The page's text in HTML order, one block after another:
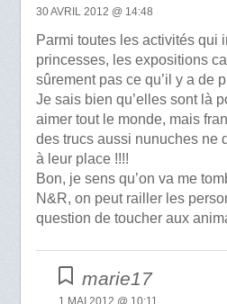
30 AVRIL 2012 @ 14:48
Parmi toutes les activités qui
princesses, les expositions
sûrement pas ce qu’il y a de
Je sais bien qu’elles sont là
aimer tout le monde, mais
des trucs aussi nunuches ne
à leur place !!!!
Bon, je sens qu’on va me
N&R, on peut railler les
question de toucher aux
marie17
1 MAI 2012 @ 10:11